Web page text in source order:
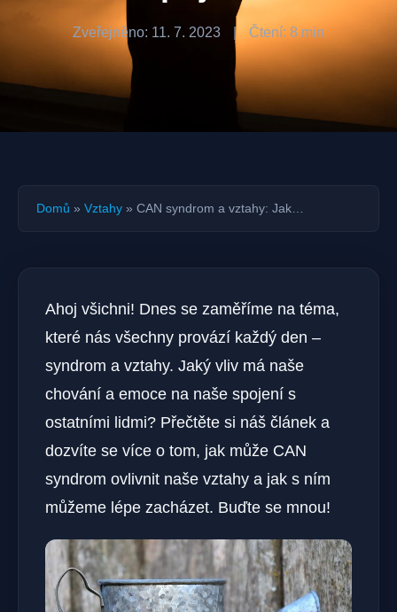
Zveřejněno: 11. 7. 2023 | Čtení: 8 min
Domů » Vztahy » CAN syndrom a vztahy: Jak…
Ahoj všichni!⁢ Dnes se zaměříme ⁢na ⁢téma,
které nás všechny provází ⁤každý den –
syndrom a ‍vztahy. Jaký vliv má naše
chování⁢ a emoce na naše spojení s
ostatními lidmi? Přečtěte si⁢ náš článek a⁢
dozvíte se více o tom,‍ jak může CAN⁣
syndrom ovlivnit naše vztahy ​a jak s ním
můžeme lépe zacházet. ​Buďte‌ se mnou!